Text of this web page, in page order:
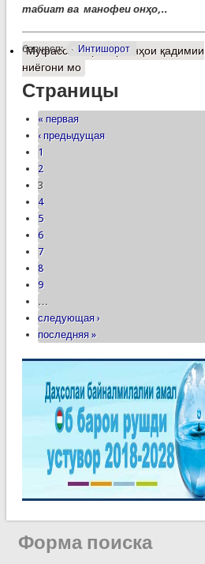
табиат ва манофеи онҳо,..
барчасп: Интишорот
Муфассалтаро Ҷашнҳои қадимии
ниёгони мо
Страницы
« первая
‹ предыдущая
1
2
3
4
5
6
7
8
9
…
следующая ›
последняя »
Форма поиска